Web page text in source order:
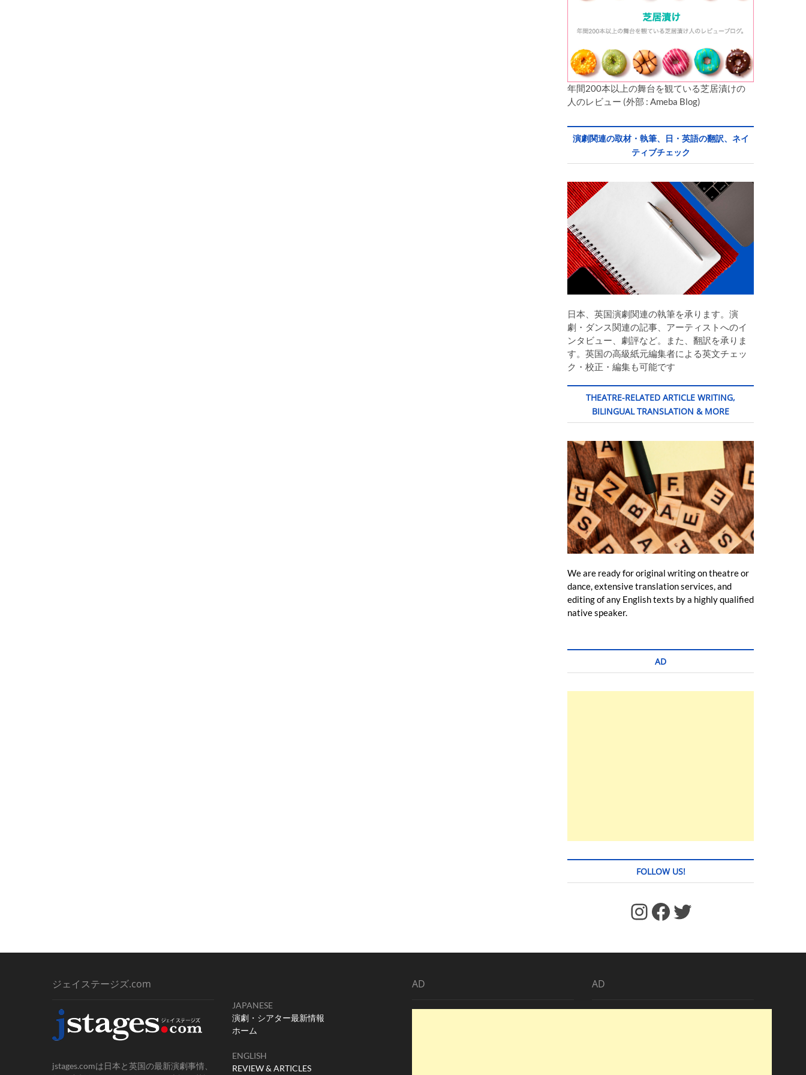
年間200本以上の舞台を観ている芝居漬けの
人のレビュー (外部 : Ameba Blog)
演劇関連の取材・執筆、日・英語の翻訳、ネイ
ティブチェック
日本、英国演劇関連の執筆を承ります。演
劇・ダンス関連の記事、アーティストへのイ
ンタビュー、劇評など。また、翻訳を承りま
す。英国の高級紙元編集者による英文チェッ
ク・校正・編集も可能です
THEATRE-RELATED ARTICLE WRITING,
BILINGUAL TRANSLATION & MORE
We are ready for original writing on theatre or
dance, extensive translation services, and
editing of any English texts by a highly qualified
native speaker.
AD
FOLLOW US!
https://www.facebook.com/jstages/ Facebook Twitter
ジェイステージズ.com
jstages.comは日本と英国の最新演劇事情、
JAPANESE
演劇・シアター最新情報
ホーム
ENGLISH
REVIEW & ARTICLES
AD AD